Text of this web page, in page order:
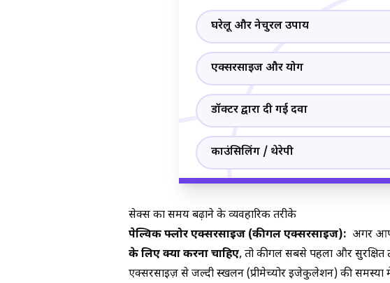
घरेलू और नेचुरल उपाय
एक्सरसाइज और योग
डॉक्टर द्वारा दी गई दवा
काउंसिलिंग / थेरेपी
सेक्स का समय बढ़ाने के व्यवहारिक तरीके
पेल्विक फ्लोर एक्सरसाइज (कीगल एक्सरसाइज): अगर
के लिए क्या करना चाहिए, तो कीगल सबसे पहला और सुरक्षित
एक्सरसाइज़ से जल्दी स्खलन (प्रीमेच्योर इजेकुलेशन) की